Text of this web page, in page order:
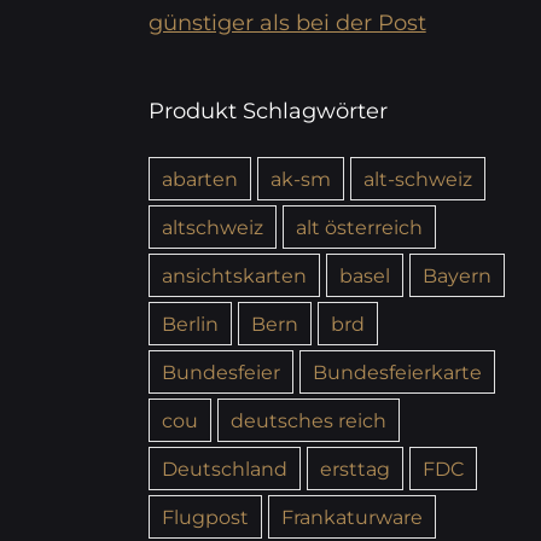
günstiger als bei der Post
Produkt Schlagwörter
abarten ak-sm
alt-schweiz
altschweiz
alt österreich
ansichtskarten
basel
Bayern
Berlin
Bern
brd
Bundesfeier
Bundesfeierkarte
cou
deutsches reich
Deutschland
ersttag
FDC
Flugpost
Frankaturware